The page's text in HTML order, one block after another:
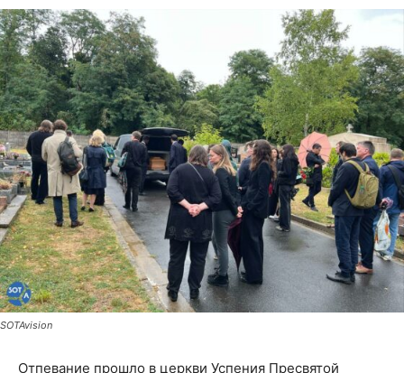
SOTAvision
Отпевание прошло в церкви Успения Пресвятой